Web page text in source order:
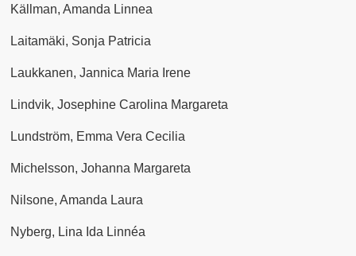
Källman, Amanda Linnea
Laitamäki, Sonja Patricia
Laukkanen, Jannica Maria Irene
Lindvik, Josephine Carolina Margareta
Lundström, Emma Vera Cecilia
Michelsson, Johanna Margareta
Nilsone, Amanda Laura
Nyberg, Lina Ida Linnéa